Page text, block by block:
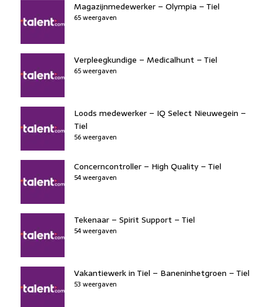
Magazijnmedewerker – Olympia – Tiel
65 weergaven
Verpleegkundige – Medicalhunt – Tiel
65 weergaven
Loods medewerker – IQ Select Nieuwegein –
Tiel
56 weergaven
Concerncontroller – High Quality – Tiel
54 weergaven
Tekenaar – Spirit Support – Tiel
54 weergaven
Vakantiewerk in Tiel – Baneninhetgroen – Tiel
53 weergaven